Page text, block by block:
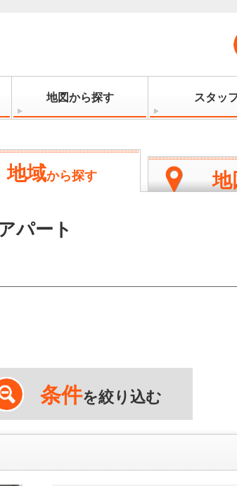
地図から探す スタッ
地域から探す 地
パート
条件を絞り込む